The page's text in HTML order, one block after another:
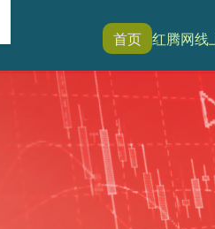
首页 红腾网线